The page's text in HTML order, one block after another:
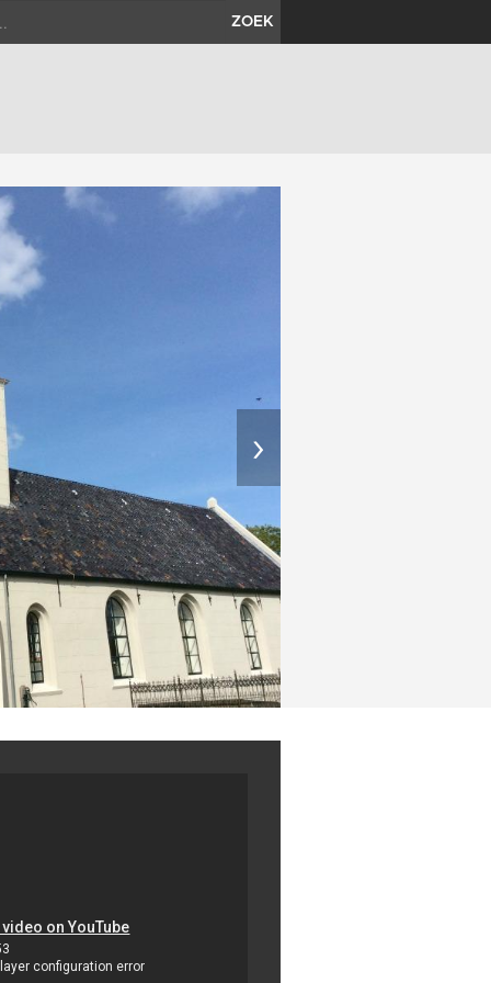
ZOEK
›